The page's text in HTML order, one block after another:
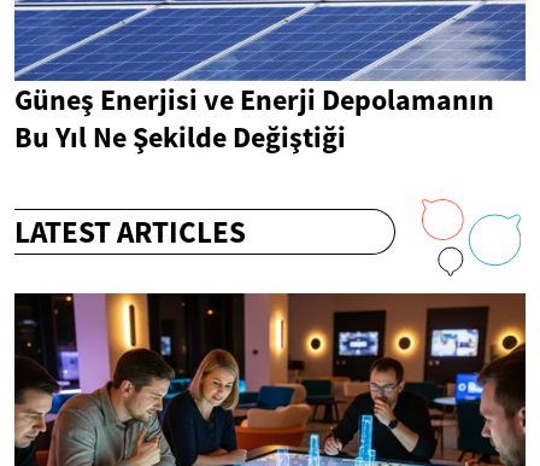
Güneş Enerjisi ve Enerji Depolamanın
Bu Yıl Ne Şekilde Değiştiği
LATEST ARTICLES